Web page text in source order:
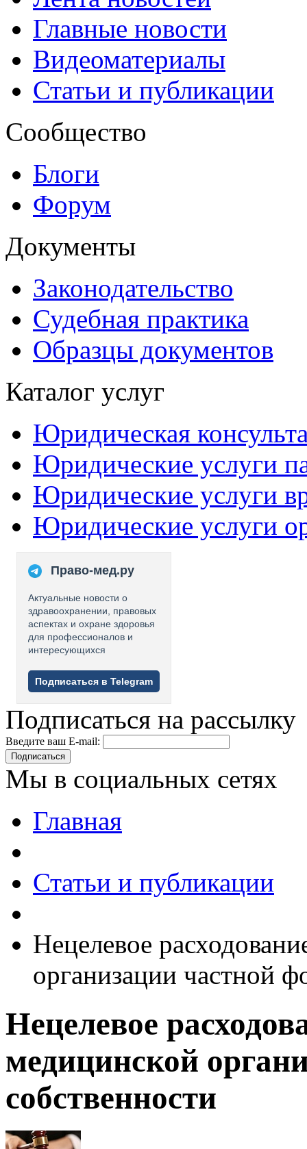
Главные новости
Видеоматериалы
Статьи и публикации
Сообщество
Блоги
Форум
Документы
Законодательство
Судебная практика
Образцы документов
Каталог услуг
Юридическая
Юридические услуги
Юридические услуги
Юридические услуги
Право-мед.ру
Актуальные новости о
здравоохранении, правовых
аспектах и охране здоровья
для профессионалов и
интересующихся
Подписаться в Telegram
Подписаться на рассылку
Введите ваш E-mail:
Подписаться
Мы в социальных сетях
Главная
Статьи и публикации
Нецелевое
организации частной
Нецелевое
медицинской
собственности